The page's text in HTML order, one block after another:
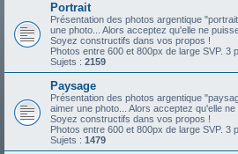
Portrait
Présentation des photos argentique
une photo... Alors acceptez qu'elle ne
Soyez constructifs dans vos propos !
Photos entre 600 et 800px de large SVP. 3
Sujets : 2159
Paysage
Présentation des photos argentique
aimer une photo... Alors acceptez qu'elle
Soyez constructifs dans vos propos !
Photos entre 600 et 800px de large SVP. 3
Sujets : 1479